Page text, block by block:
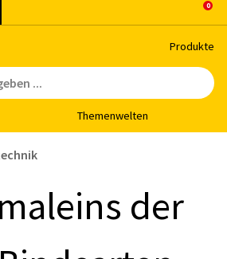
Pro­duk­te
The­men­wel­ten
der